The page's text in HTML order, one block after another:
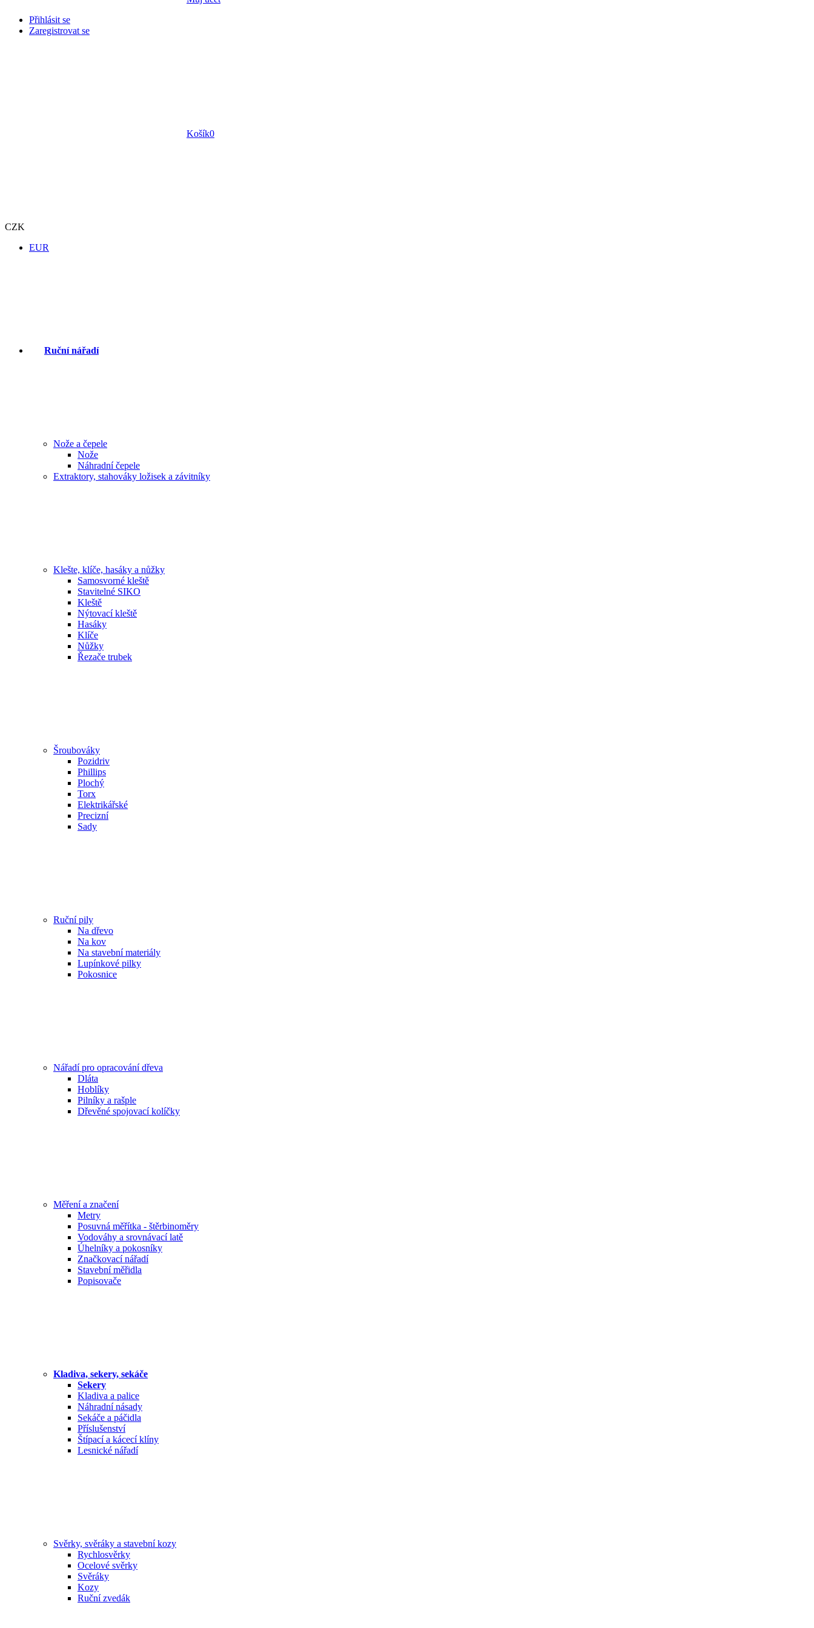
Přihlásit se
Zaregistrovat se
Košík0
CZK
EUR
Ruční nářadí
Nože a čepele
Nože
Náhradní čepele
Extraktory, stahováky ložisek a závitníky
Klešte, klíče, hasáky a nůžky
Samosvorné kleště
Stavitelné SIKO
Kleště
Nýtovací kleště
Hasáky
Klíče
Nůžky
Řezače trubek
Šroubováky
Pozidriv
Phillips
Plochý
Torx
Elektrikářské
Precizní
Sady
Ruční pily
Na dřevo
Na kov
Na stavební materiály
Lupínkové pilky
Pokosnice
Nářadí pro opracování dřeva
Dláta
Hoblíky
Pilníky a rašple
Dřevěné spojovací kolíčky
Měření a značení
Metry
Posuvná měřítka - štěrbinoměry
Vodováhy a srovnávací latě
Úhelníky a pokosníky
Značkovací nářadí
Stavební měřidla
Popisovače
Kladiva, sekery, sekáče
Sekery
Kladiva a palice
Náhradní násady
Sekáče a páčidla
Příslušenství
Štípací a kácecí klíny
Lesnické nářadí
Svěrky, svěráky a stavební kozy
Rychlosvěrky
Ocelové svěrky
Svěráky
Kozy
Ruční zvedák